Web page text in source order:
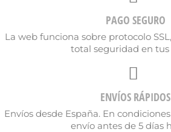
PAGO SEGURO
La web funciona sobre protocolo
total seguridad en tus
ENVÍOS RÁPIDOS
Envíos desde España. En
envío antes de 5 días
Crear lista de deseos